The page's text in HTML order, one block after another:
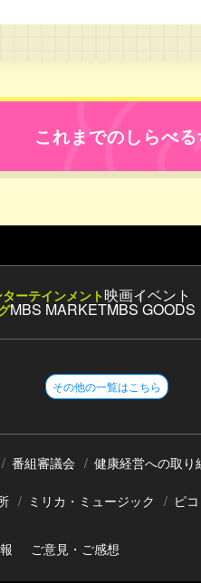
これまでのしらべ
ーテインメント映画イベント
MBS MARKETMBS GOODS
その他の一覧はこちら
番組審議会 健康経営への取り
ミリカ・ミュージック ピコ
ご意見・ご感想